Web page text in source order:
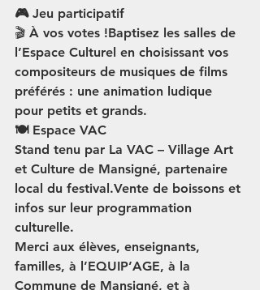
🎮 Jeu participatif
🎬 À vos votes !Baptisez les salles de
l’Espace Culturel en choisissant vos
compositeurs de musiques de films
préférés : une animation ludique
pour petits et grands.
🍽 Espace VAC
Stand tenu par La VAC – Village Art
et Culture de Mansigné, partenaire
local du festival.Vente de boissons et
infos sur leur programmation
culturelle.
Merci aux élèves, enseignants,
familles, à l’EQUIP’AGE, à la
Commune de Mansigné, et à